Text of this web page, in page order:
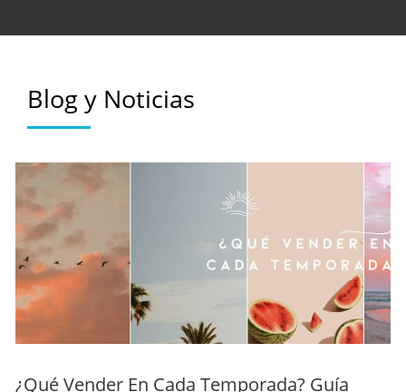
Blog y Noticias
¿Qué Vender En Cada Temporada? Guía